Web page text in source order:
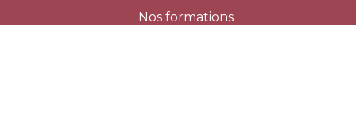
Nos formations